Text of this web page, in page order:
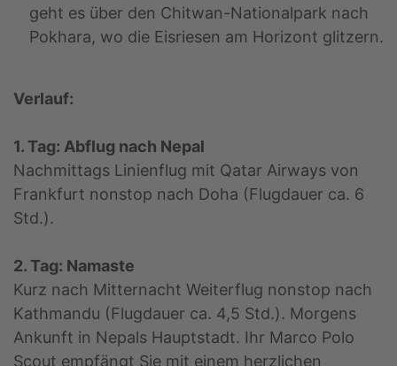
geht es über den Chitwan-Nationalpark nach
Pokhara, wo die Eisriesen am Horizont glitzern.
Verlauf:
1. Tag: Abflug nach Nepal
Nachmittags Linienflug mit Qatar Airways von
Frankfurt nonstop nach Doha (Flugdauer ca. 6
Std.).
2. Tag: Namaste
Kurz nach Mitternacht Weiterflug nonstop nach
Kathmandu (Flugdauer ca. 4,5 Std.). Morgens
Ankunft in Nepals Hauptstadt. Ihr Marco Polo
Scout empfängt Sie mit einem herzlichen